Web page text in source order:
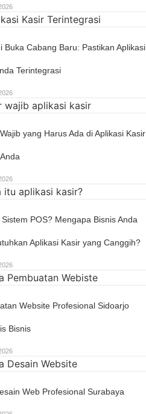
Buka Cabang Baru: Pastikan Aplikasi
Terintegrasi
yang Harus Ada di Aplikasi Kasir
POS? Mengapa Bisnis Anda
Aplikasi Kasir yang Canggih?
Website Profesional Sidoarjo
Bisnis
Web Profesional Surabaya